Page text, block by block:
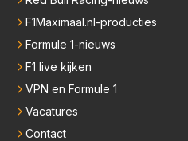
F1Maximaal.nl-producties
Formule 1-nieuws
F1 live kijken
VPN en Formule 1
Vacatures
Contact